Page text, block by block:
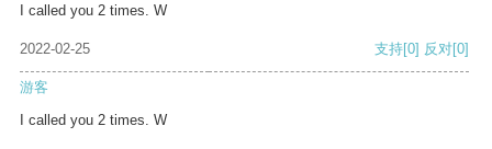
I called you 2 times. W
2022-02-25 支持[0] 反对[0]
游客
I called you 2 times. W